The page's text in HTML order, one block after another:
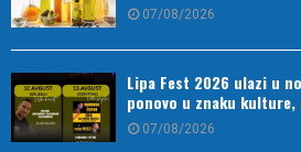
07/08/2026
Lipa Fest 2026 ulazi u
ponovo u znaku kulture,
07/08/2026